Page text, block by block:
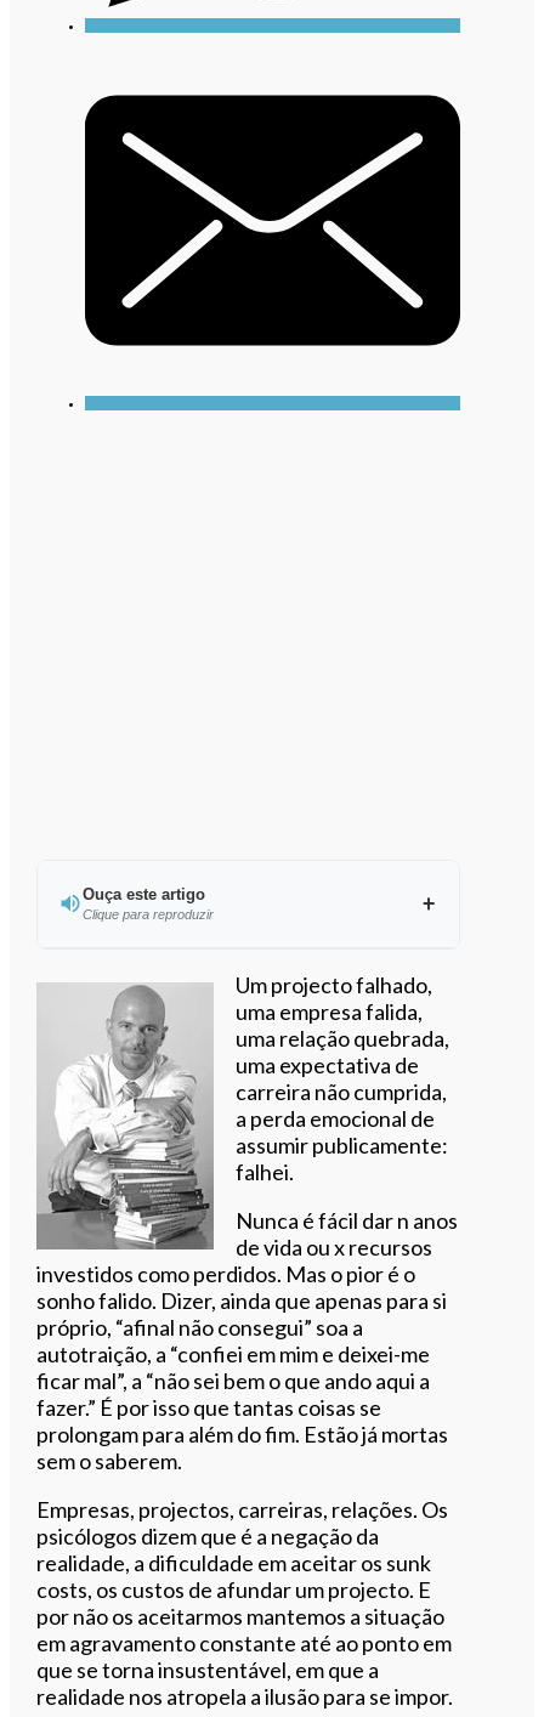
Ouça este artigo
Clique para reproduzir
Ouvir este artigo
Um projecto falhado,
uma empresa falida,
uma relação quebrada,
uma expectativa de
carreira não cumprida,
a perda emocional de
assumir publicamente:
falhei.
Nunca é fácil dar n anos
de vida ou x recursos
investidos como perdidos. Mas o pior é o
sonho falido. Dizer, ainda que apenas para si
próprio, “afinal não consegui” soa a
autotraição, a “confiei em mim e deixei-me
ficar mal”, a “não sei bem o que ando aqui a
fazer.” É por isso que tantas coisas se
prolongam para além do fim. Estão já mortas
sem o saberem.
Empresas, projectos, carreiras, relações. Os
psicólogos dizem que é a negação da
realidade, a dificuldade em aceitar os sunk
costs, os custos de afundar um projecto. E
por não os aceitarmos mantemos a situação
em agravamento constante até ao ponto em
que se torna insustentável, em que a
realidade nos atropela a ilusão para se impor.